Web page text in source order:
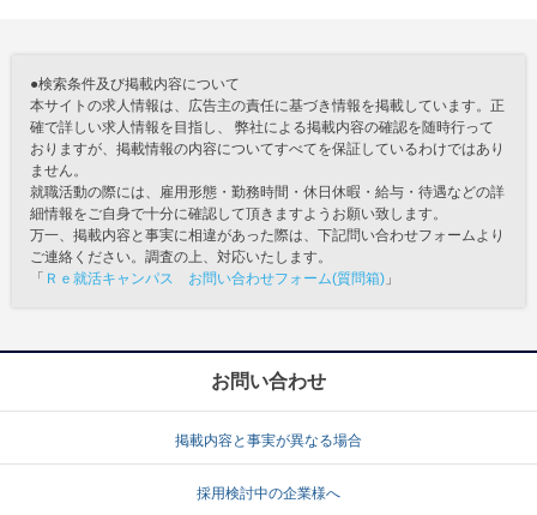
●検索条件及び掲載内容について
本サイトの求人情報は、広告主の責任に基づき情報を掲載しています。正
確で詳しい求人情報を目指し、 弊社による掲載内容の確認を随時行って
おりますが、掲載情報の内容についてすべてを保証しているわけではあり
ません。
就職活動の際には、雇用形態・勤務時間・休日休暇・給与・待遇などの詳
細情報をご自身で十分に確認して頂きますようお願い致します。
万一、掲載内容と事実に相違があった際は、下記問い合わせフォームより
ご連絡ください。調査の上、対応いたします。
「 Ｒｅ就活キャンパス お問い合わせフォーム(質問箱) 」
お問い合わせ
掲載内容と事実が異なる場合
採用検討中の企業様へ